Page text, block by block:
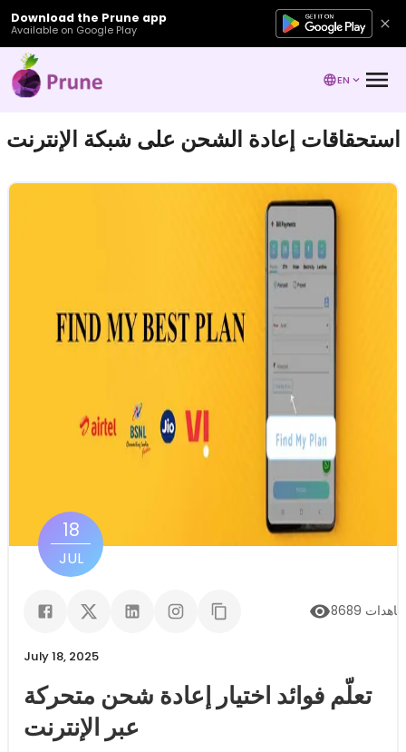
Download the Prune app
Available on Google Play
EN
استحقاقات إعادة الشحن على شبكة الإنترنت
18
JUL
8689
July 18, 2025
تعلّم فوائد اختيار إعادة شحن متحركة
عبر الإنترنت